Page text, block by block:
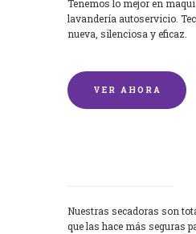
Tenemos lo mejor en
lavandería autoservicio.
nueva, silenciosa y eficaz.
VER AHORA
Nuestras secadoras son
que las hace más seguras